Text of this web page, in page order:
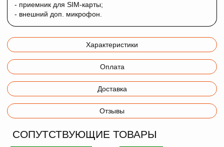
- приемник для SIM-карты;
- внешний доп. микрофон.
Характеристики
Оплата
Доставка
Отзывы
СОПУТСТВУЮЩИЕ ТОВАРЫ